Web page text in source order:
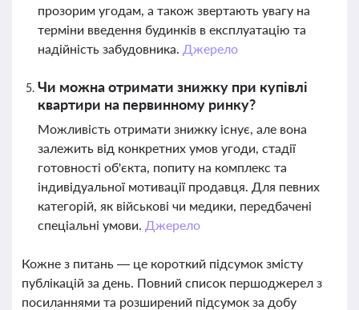
прозорим угодам, а також звертають увагу на
терміни введення будинків в експлуатацію та
надійність забудовника. Джерело
Чи можна отримати знижку при купівлі
квартири на первинному ринку?
Можливість отримати знижку існує, але вона
залежить від конкретних умов угоди, стадії
готовності об'єкта, попиту на комплекс та
індивідуальної мотивації продавця. Для певних
категорій, як військові чи медики, передбачені
спеціальні умови. Джерело
Кожне з питань — це короткий підсумок змісту
публікацій за день. Повний список першоджерел з
посиланнями та розширений підсумок за добу